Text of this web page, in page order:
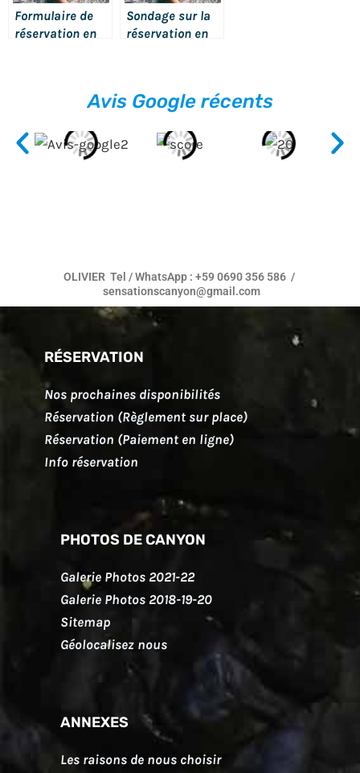
Formulaire de
réservation en
Sondage sur la
réservation en
Avis Google récents
OLIVIER Tel / WhatsApp : +59 0690 356 586 /
sensationscanyon@gmail.com
RÉSERVATION
Nos prochaines disponibilités
Réservation (Règlement sur place)
Réservation (Paiement en ligne)
Info réservation
PHOTOS DE CANYON
Galerie Photos 2021-22
Galerie Photos 2018-19-20
Sitemap
Géolocalisez nous
ANNEXES
Les raisons de nous choisir